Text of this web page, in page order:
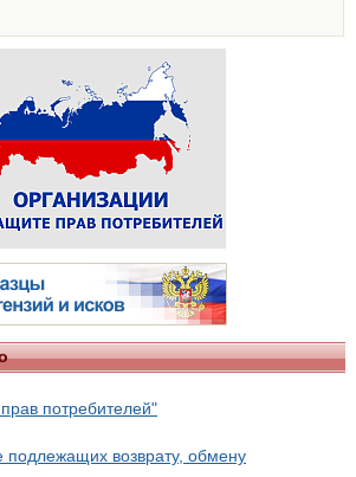
потребителей"
подлежащих возврату, обмену